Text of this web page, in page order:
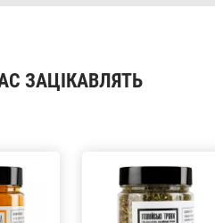
ЗАЦІКАВЛЯТЬ